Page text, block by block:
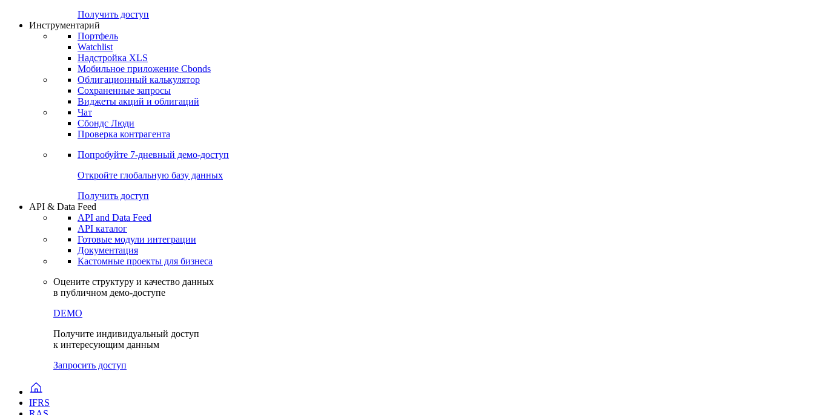
Получить доступ
Инструментарий
Портфель
Watchlist
Надстройка XLS
Мобильное приложение Cbonds
Облигационный калькулятор
Сохраненные запросы
Виджеты акций и облигаций
Чат
Сбондс Люди
Проверка контрагента
Попробуйте 7-дневный демо-доступ
Откройте глобальную базу данных
Получить доступ
API & Data Feed
API and Data Feed
API каталог
Готовые модули интеграции
Документация
Кастомные проекты для бизнеса
Оцените структуру и качество данных
в публичном демо-доступе
DEMO
Получите индивидуальный доступ
к интересующим данным
Запросить доступ
IFRS